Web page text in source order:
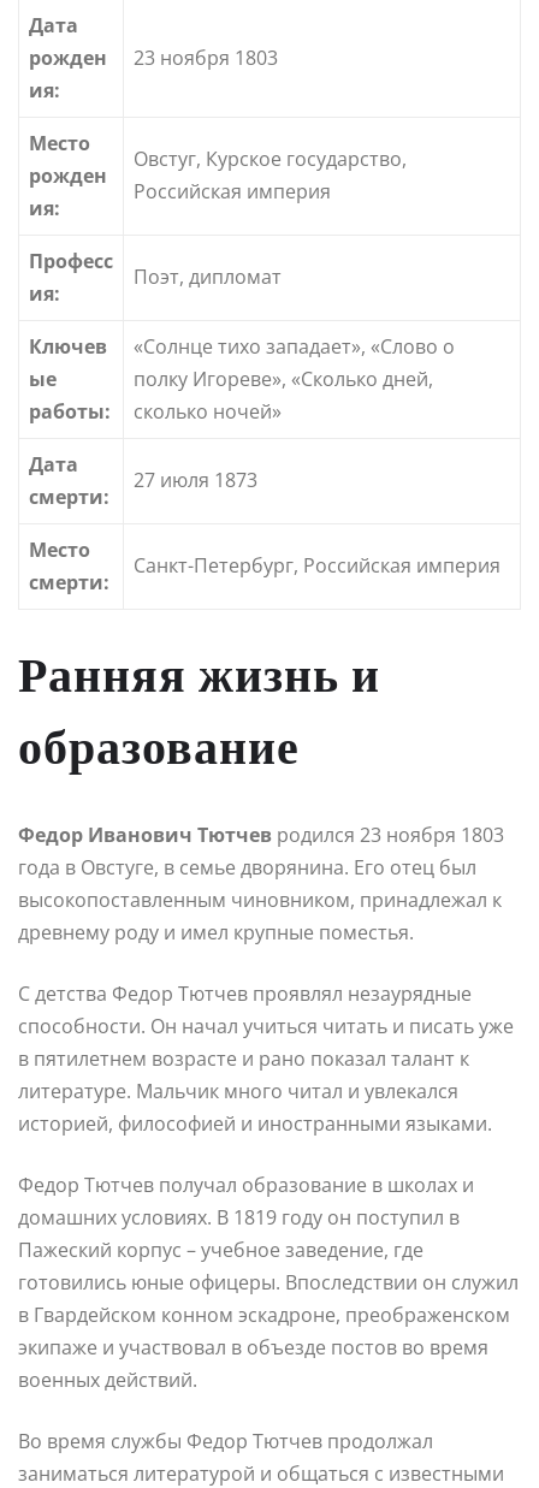
Дата
рожден
ия:
23 ноября 1803
Место
рожден
ия:
Овстуг, Курское государство,
Российская империя
Професс
ия:
Поэт, дипломат
Ключев
ые
работы:
«Солнце тихо западает», «Слово о
полку Игореве», «Сколько дней,
сколько ночей»
Дата
смерти:
27 июля 1873
Место
смерти:
Санкт-Петербург, Российская империя
Ранняя жизнь и
образование
Федор Иванович Тютчев родился 23 ноября 1803
года в Овстуге, в семье дворянина. Его отец был
высокопоставленным чиновником, принадлежал к
древнему роду и имел крупные поместья.
С детства Федор Тютчев проявлял незаурядные
способности. Он начал учиться читать и писать уже
в пятилетнем возрасте и рано показал талант к
литературе. Мальчик много читал и увлекался
историей, философией и иностранными языками.
Федор Тютчев получал образование в школах и
домашних условиях. В 1819 году он поступил в
Пажеский корпус – учебное заведение, где
готовились юные офицеры. Впоследствии он служил
в Гвардейском конном эскадроне, преображенском
экипаже и участвовал в объезде постов во время
военных действий.
Во время службы Федор Тютчев продолжал
заниматься литературой и общаться с известными